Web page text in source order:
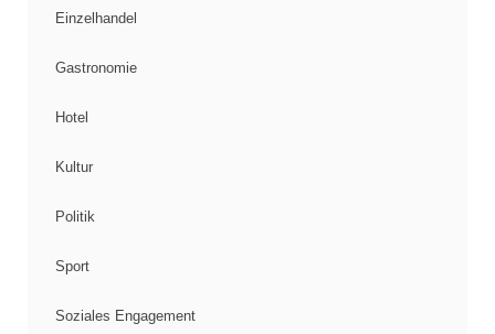
Einzelhandel
Gastronomie
Hotel
Kultur
Politik
Sport
Soziales Engagement